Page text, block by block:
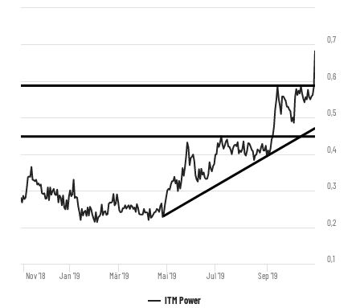
ITM Power
Nov '18 Jan '19 Mär '19 Mai '19 Jul '19 Sep '19
0,1
0,2
0,3
0,4
0,5
0,6
0,7